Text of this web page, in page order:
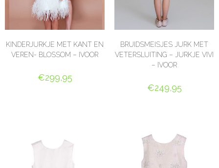
KINDERJURKJE MET KANT EN
VEREN- BLOSSOM – IVOOR
€299,95
BRUIDSMEISJES JURK MET
VETERSLUITING – JURKJE VIVI
– IVOOR
€249,95